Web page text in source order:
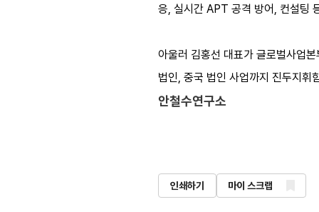
응, 실시간 APT 공격 방어, 컨설팅
아울러 김홍선 대표가 글로벌사업
법인, 중국 법인 사업까지 진두지휘
안철수연구소
인쇄하기 마이 스크랩